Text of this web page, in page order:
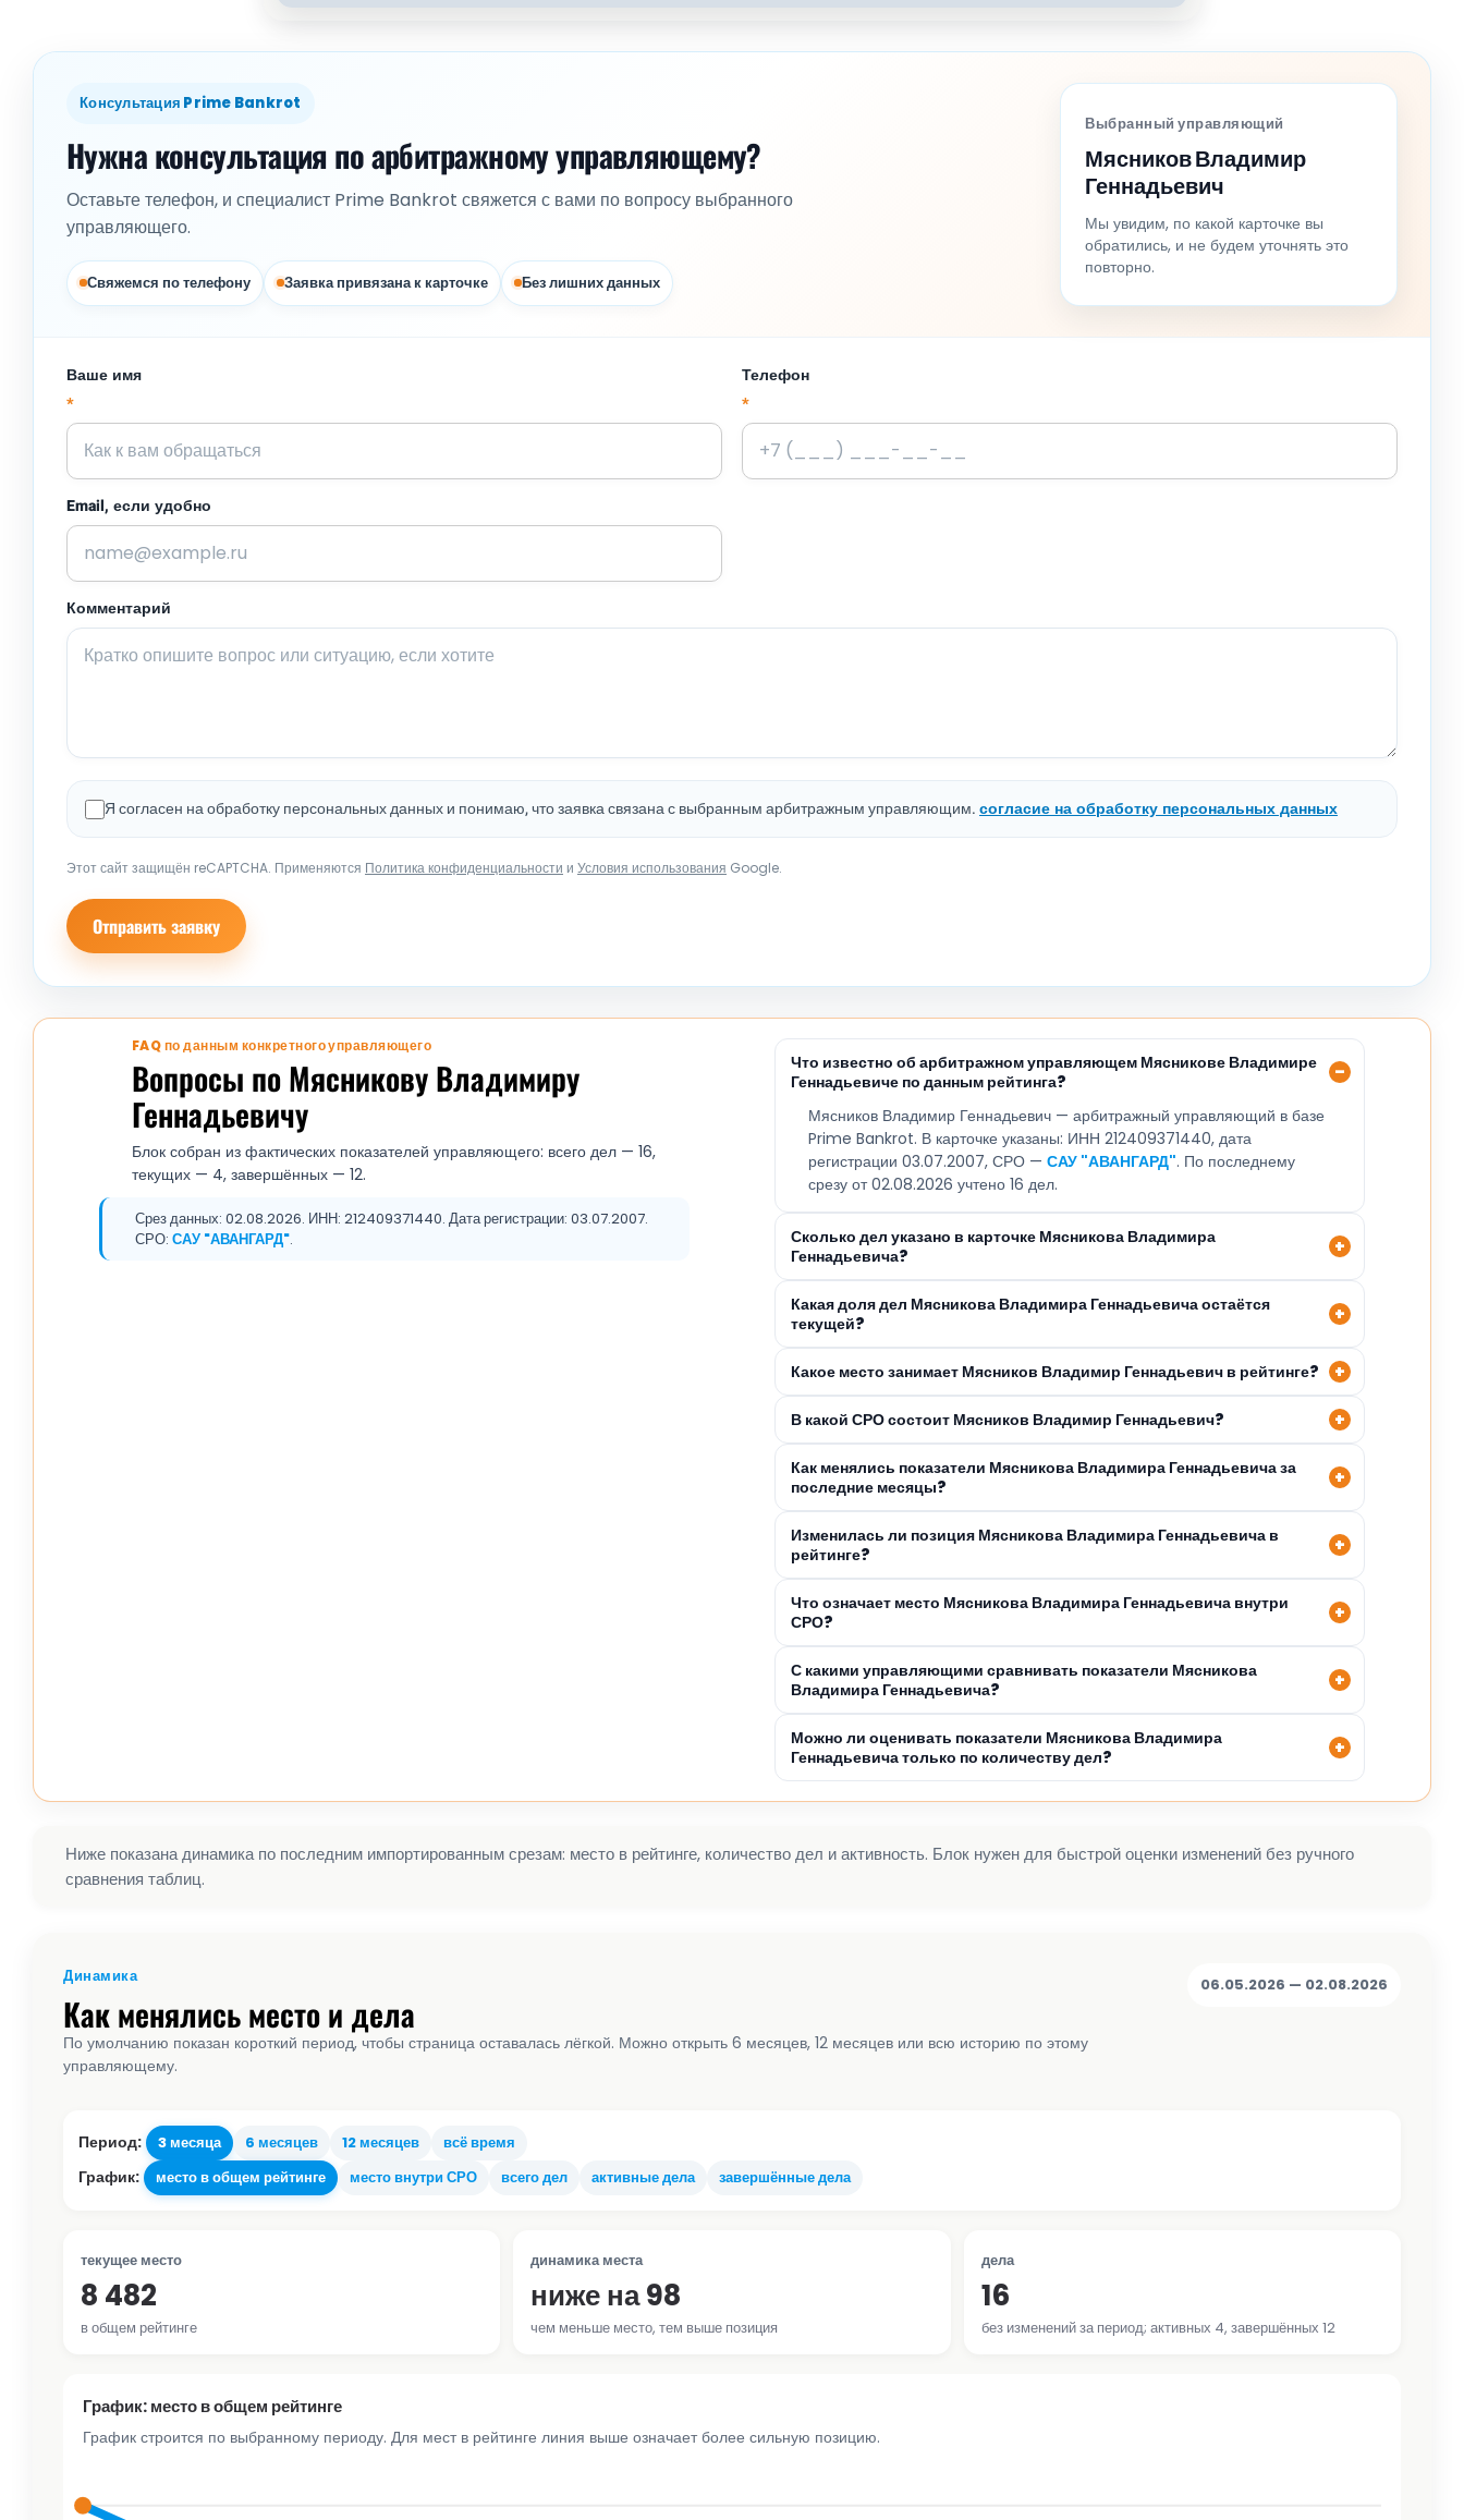
Консультация Prime Bankrot
Нужна консультация по арбитражному управляющему?
Оставьте телефон, и специалист Prime Bankrot свяжется с вами по вопросу выбранного
управляющего.
Свяжемся по телефону Заявка привязана к карточке Без лишних данных
Выбранный управляющий
Мясников Владимир
Геннадьевич
Мы увидим, по какой карточке вы
обратились, и не будем уточнять это
повторно.
Ваше имя
*
Телефон
*
Email, если удобно
Комментарий
Я согласен на обработку персональных данных и понимаю, что заявка связана с выбранным арбитражным управляющим.согласие на обработку персональных данных
Этот сайт защищён reCAPTCHA. Применяются Политика конфиденциальности и Условия использования Google.
Отправить заявку
FAQ по данным конкретного управляющего
Вопросы по Мясникову Владимиру
Геннадьевичу
Блок собран из фактических показателей управляющего: всего дел — 16,
текущих — 4, завершённых — 12.
Срез данных: 02.08.2026. ИНН: 212409371440. Дата регистрации: 03.07.2007.
СРО: САУ "АВАНГАРД".
Что известно об арбитражном управляющем Мясникове Владимире
Геннадьевиче по данным рейтинга?
Мясников Владимир Геннадьевич — арбитражный управляющий в базе
Prime Bankrot. В карточке указаны: ИНН 212409371440, дата
регистрации 03.07.2007, СРО — САУ "АВАНГАРД". По последнему
срезу от 02.08.2026 учтено 16 дел.
Сколько дел указано в карточке Мясникова Владимира
Геннадьевича?
Какая доля дел Мясникова Владимира Геннадьевича остаётся
текущей?
Какое место занимает Мясников Владимир Геннадьевич в рейтинге?
В какой СРО состоит Мясников Владимир Геннадьевич?
Как менялись показатели Мясникова Владимира Геннадьевича за
последние месяцы?
Изменилась ли позиция Мясникова Владимира Геннадьевича в
рейтинге?
Что означает место Мясникова Владимира Геннадьевича внутри
СРО?
С какими управляющими сравнивать показатели Мясникова
Владимира Геннадьевича?
Можно ли оценивать показатели Мясникова Владимира
Геннадьевича только по количеству дел?
Ниже показана динамика по последним импортированным срезам: место в рейтинге, количество дел и активность. Блок нужен для быстрой оценки изменений без ручного
сравнения таблиц.
Динамика
Как менялись место и дела
По умолчанию показан короткий период, чтобы страница оставалась лёгкой. Можно открыть 6 месяцев, 12 месяцев или всю историю по этому
управляющему.
06.05.2026 — 02.08.2026
Период: 3 месяца 6 месяцев 12 месяцев всё время
График: место в общем рейтинге место внутри СРО всего дел активные дела завершённые дела
текущее место
8 482
в общем рейтинге
динамика места
ниже на 98
чем меньше место, тем выше позиция
дела
16
без изменений за период; активных 4, завершённых 12
График: место в общем рейтинге
График строится по выбранному периоду. Для мест в рейтинге линия выше означает более сильную позицию.